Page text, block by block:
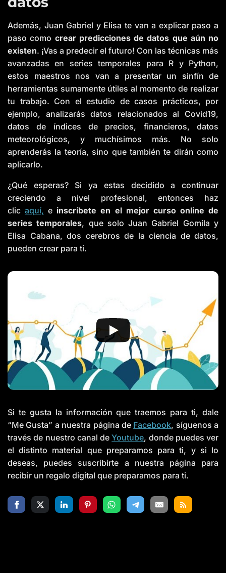
Además, Juan Gabriel y Elisa te van a explicar paso a
paso como crear predicciones de datos que aún no
existen. ¡Vas a predecir el futuro! Con las técnicas más
avanzadas en series temporales para R y Python,
estos maestros nos van a presentar un sinfín de
herramientas sumamente útiles al momento de realizar
tu trabajo. Con el estudio de casos prácticos, por
ejemplo, analizarás datos relacionados al Covid19,
datos de índices de precios, financieros, datos
meteorológicos, y muchísimos más. No solo
aprenderás la teoría, sino que también te dirán como
aplicarlo.
¿Qué esperas? Si ya estas decidido a continuar
creciendo a nivel profesional, entonces haz
clicaquí, e inscríbete en el mejor curso online de
series temporales, que solo Juan Gabriel Gomila y
Elisa Cabana, dos cerebros de la ciencia de datos,
pueden crear para ti.
Si te gusta la información que traemos para ti, dale
“Me Gusta” a nuestra página de Facebook, síguenos a
través de nuestro canal deYoutube, donde puedes ver
el distinto material que preparamos para ti, y si lo
deseas, puedes suscribirte a nuestra página para
recibir un regalo digital que preparamos para ti.